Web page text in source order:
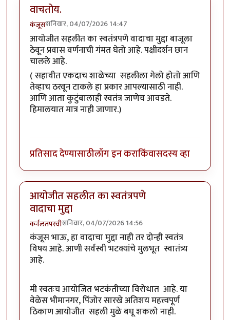
वाचतोय.
कंजूसशनिवार, 04/07/2026 14:47
आयोजीत सहलीत का स्वतंत्रपणे वादाचा मुद्दा बाजूला
ठेवून प्रवास वर्णनाची गंमत घेतो आहे. पक्षीदर्शन छान
चालले आहे.
( सहावीत एकदाच शाळेच्या सहलीला गेलो होतो आणि
तेव्हाच ठरवून टाकले हा प्रकार आपल्यासाठी नाही.
आणि आता कुटुंबालाही स्वतंत्र जाणेच आवडते.
हिमालयात मात्र नाही जाणार.)
प्रतिसाद देण्यासाठीलॉग इन कराकिंवासदस्य व्हा
आयोजीत सहलीत का स्वतंत्रपणे
वादाचा मुद्दा
कर्नलतपस्वीशनिवार, 04/07/2026 14:56
कंजूस भाऊ, हा वादाचा मुद्दा नाही तर दोन्ही स्वतंत्र
विषय आहे. आणी सर्वस्वी भटक्यांचे मुलभूत स्वातंत्र्य
आहे.
मी स्वतःच आयोजित भटकंतीच्या विरोधात आहे. या
वेळेस भीमानगर, पिंजोर सारखे अतिशय महत्त्वपूर्ण
ठिकाण आयोजीत सहली मुळे बघू शकलो नाही.